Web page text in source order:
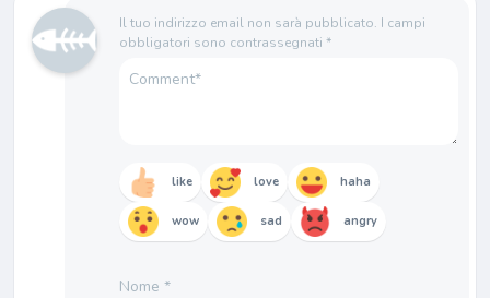
Il tuo indirizzo email non sarà pubblicato. I campi
obbligatori sono contrassegnati *
like love haha
wow sad angry
Nome *